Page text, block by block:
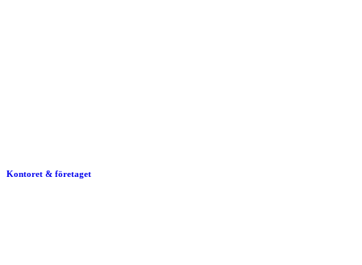
Kontoret & företaget